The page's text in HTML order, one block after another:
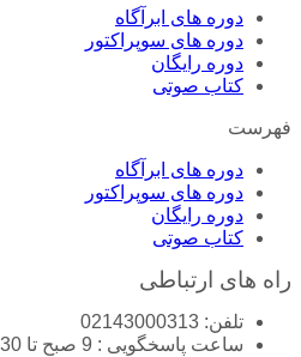
دوره های ابرآگاه
دوره های سوپراکتور
دوره رایگان
کتاب صوتی
فهرست
دوره های ابرآگاه
دوره های سوپراکتور
دوره رایگان
کتاب صوتی
راه های ارتباطی
تلفن: 02143000313
ساعت پاسخگویی : 9 صبح تا 17:30